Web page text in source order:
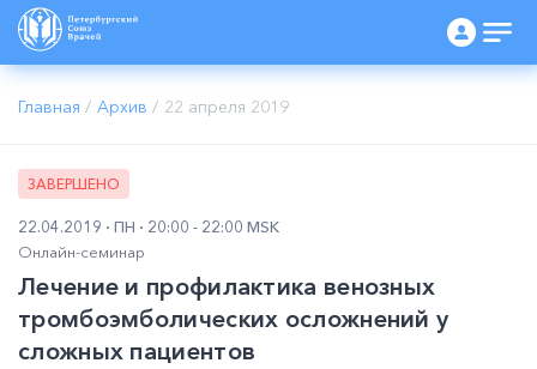
Главная / Архив / 22 апреля 2019
ЗАВЕРШЕНО
22.04.2019 ПН
20:00 - 22:00 MSK
Онлайн-семинар
Лечение и профилактика венозных
тромбоэмболических осложнений у
сложных пациентов